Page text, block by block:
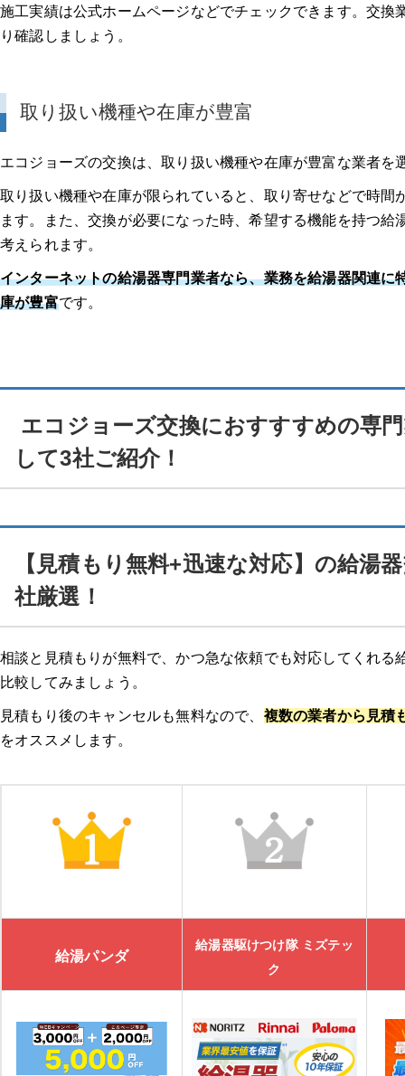
施工実績は公式ホームページなどでチェックできます。交換
り確認しましょう。
取り扱い機種や在庫が豊富
エコジョーズの交換は、取り扱い機種や在庫が豊富な業者を
取り扱い機種や在庫が限られていると、取り寄せなどで時間
ます。また、交換が必要になった時、希望する機能を持つ給
考えられます。
インターネットの給湯器専門業者なら、業務を給湯器関連に
庫が豊富です。
エコジョーズ交換におすすすめの専
して3社ご紹介！
【見積もり無料+迅速な対応】の給湯
社厳選！
相談と見積もりが無料で、かつ急な依頼でも対応してくれる
比較してみましょう。
見積もり後のキャンセルも無料なので、 複数の業者から見積
をオススメします。
給湯パンダ
給湯器駆けつけ隊 ミズテッ
ク